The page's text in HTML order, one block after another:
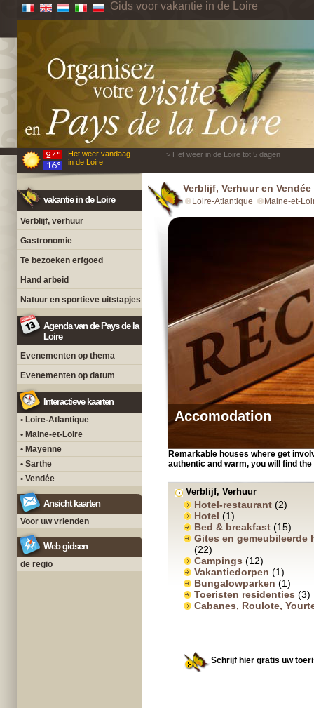
Gids voor vakantie in de Loire
Het weer vandaag
in de Loire
> Het weer in de Loire tot 5 dagen
vakantie in de Loire
Verblijf, verhuur
Gastronomie
Te bezoeken erfgoed
Hand arbeid
Natuur en sportieve uitstapjes
Agenda van de Pays de la
Loire
Evenementen op thema
Evenementen op datum
Interactieve kaarten
• Loire-Atlantique
• Maine-et-Loire
• Mayenne
• Sarthe
• Vendée
Ansicht kaarten
Voor uw vrienden
Web gidsen
de regio
Verblijf, Verhuur en Vendée
Loire-Atlantique Maine-et-
Accomodation
Remarkable houses where get
authentic and warm, you will find
Verblijf, Verhuur
Hotel-restaurant (2)
Hotel (1)
Bed & breakfast (15)
Gites en gemeubileerde
(22)
Campings (12)
Vakantiedorpen (1)
Bungalowparken (1)
Toeristen residenties (3)
Cabanes, Roulote,
Schrijf hier gratis uw